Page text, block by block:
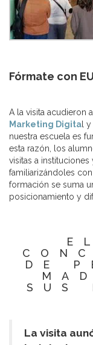
Fórmate con
A la visita acudieron
Marketing Digita l y
nuestra escuela es
esta razón, los
visitas a
familiarizándoles
formación se suma
posicionamiento y
DE
SUS
La visita